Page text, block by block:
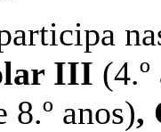
III
8.º anos),